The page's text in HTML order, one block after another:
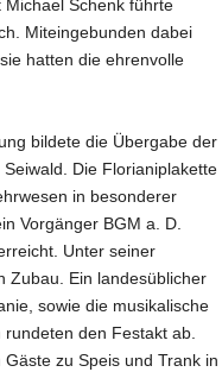
Schenk führte
Miteingebunden dabei
hatten die ehrenvolle
bildete die Übergabe der
Die Florianiplakette
in besonderer
Vorgänger BGM a. D.
Unter seiner
Zubau. Ein landesüblicher
sowie die musikalische
den Festakt ab.
zu Speis und Trank in